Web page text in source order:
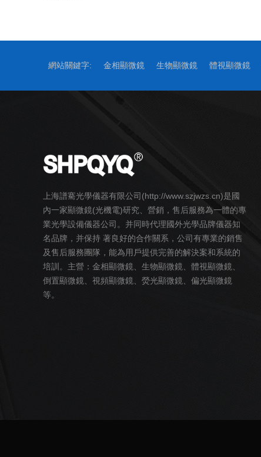
網站關鍵字: 金相顯微鏡 生物顯微鏡 體視顯微鏡
上海譜騫光學儀器有限公司(http://www.szjwzs.cn)是國
內一家顯微鏡(光機電)研究、營銷，售后服務為一體的專
業光學設備儀器公司。并同時代理國外光學品牌儀器知
名品牌，并保持 著良好的合作關系，公司有專業的銷售
及售后服務團隊，能為用戶提供完善的解決案和系統的
培訓。主營： 金相顯微鏡 生物顯微鏡 體視顯微鏡
倒置顯微鏡 視頻顯微鏡 、熒光顯微鏡 、偏光顯微鏡
等。